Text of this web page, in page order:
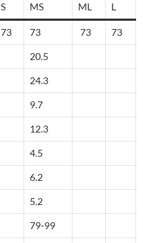
S MS ML L
73 73 73 73
20.5
24.3
9.7
12.3
4.5
6.2
5.2
79-99